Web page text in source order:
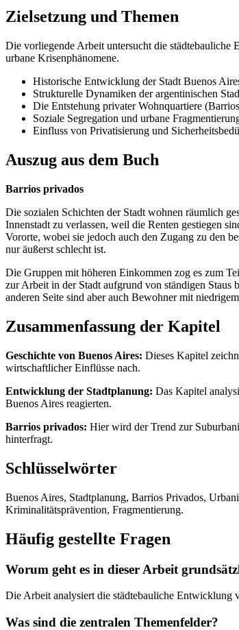
Zielsetzung und Themen
Die vorliegende Arbeit untersucht die
urbane Krisenphänomene.
Historische Entwicklung der Stadt Buenos
Strukturelle Dynamiken der argentinischen
Die Entstehung privater Wohnquartiere
Soziale Segregation und urbane
Einfluss von Privatisierung und
Auszug aus dem Buch
Barrios privados
Die sozialen Schichten der Stadt wohnen räumlich
Innenstadt zu verlassen, weil die Renten gestiegen
Vororte, wobei sie jedoch auch den Zugang zu den
nur äußerst schlecht ist.
Die Gruppen mit höheren Einkommen zog es zum
zur Arbeit in der Stadt aufgrund von ständigen
anderen Seite sind aber auch Bewohner mit
Zusammenfassung der Kapitel
Geschichte von Buenos Aires: Dieses Kapitel
wirtschaftlicher Einflüsse nach.
Entwicklung der Stadtplanung: Das Kapitel
Buenos Aires reagierten.
Barrios privados: Hier wird der Trend zur
hinterfragt.
Schlüsselwörter
Buenos Aires, Stadtplanung, Barrios Privados,
Kriminalitätsprävention, Fragmentierung.
Häufig gestellte Fragen
Worum geht es in dieser Arbeit
Die Arbeit analysiert die städtebauliche Entwicklung
Was sind die zentralen Themenfelder?